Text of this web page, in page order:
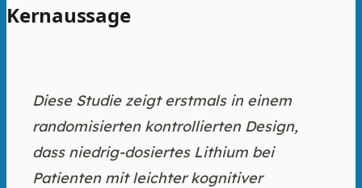
Kernaussage
Diese Studie zeigt erstmals in einem
randomisierten kontrollierten Design,
dass niedrig-dosiertes Lithium bei
Patienten mit leichter kognitiver